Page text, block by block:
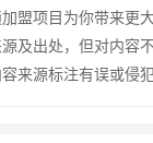
盟项目为你带来更
及出处，但对内容
来源标注有误或侵